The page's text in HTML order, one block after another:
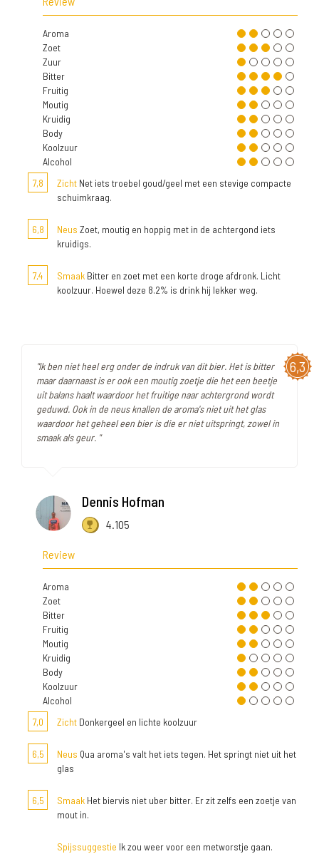
Aroma
Zoet
Zuur
Bitter
Fruitig
Moutig
Kruidig
Body
Koolzuur
Alcohol
7,8
Zicht Net iets troebel goud/geel met een stevige compacte
schuimkraag.
6,8 Neus Zoet, moutig en hoppig met in de achtergond iets
kruidigs.
7,4 Smaak Bitter en zoet met een korte droge afdronk. Licht
koolzuur. Hoewel deze 8.2% is drink hij lekker weg.
6,3
"Ik ben niet heel erg onder de indruk van dit bier. Het is bitter
maar daarnaast is er ook een moutig zoetje die het een beetje
uit balans haalt waardoor het fruitige naar achtergrond wordt
geduwd. Ook in de neus knallen de aroma's niet uit het glas
waardoor het geheel een bier is die er niet uitspringt, zowel in
smaak als geur. "
Dennis Hofman
4.105
Review
Aroma
Zoet
Bitter
Fruitig
Moutig
Kruidig
Body
Koolzuur
Alcohol
7,0
Zicht Donkergeel en lichte koolzuur
6,5 Neus Qua aroma's valt het iets tegen. Het springt niet uit het
glas
6,5 Smaak Het biervis niet uber bitter. Er zit zelfs een zoetje van
mout in.
Spijssuggestie Ik zou weer voor een metworstje gaan.